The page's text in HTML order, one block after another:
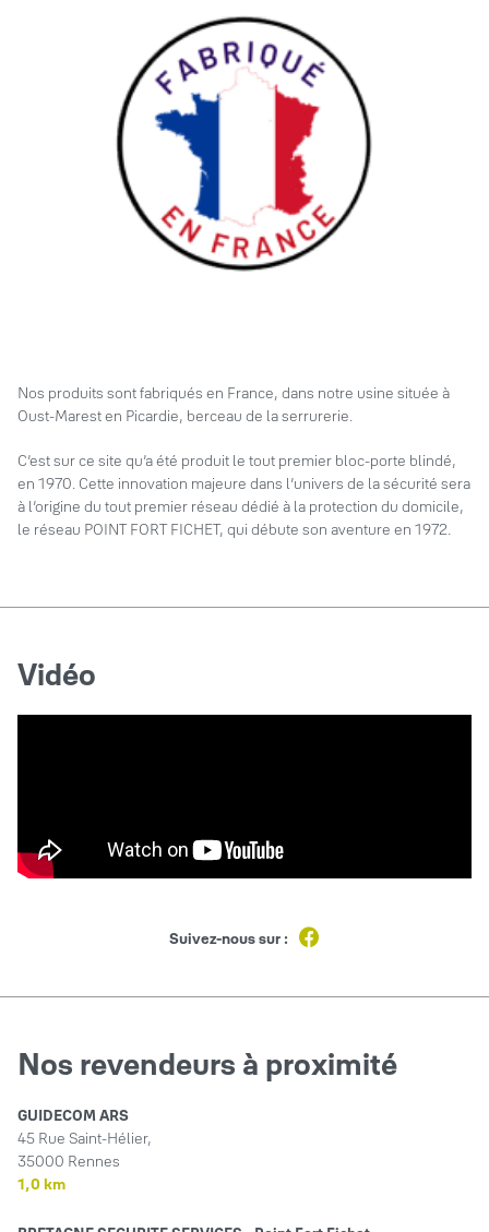
Nos produits sont fabriqués en France, dans notre usine située à
Oust-Marest en Picardie, berceau de la serrurerie.
C’est sur ce site qu’a été produit le tout premier bloc-porte blindé,
en 1970. Cette innovation majeure dans l’univers de la sécurité sera
à l’origine du tout premier réseau dédié à la protection du domicile,
le réseau POINT FORT FICHET, qui débute son aventure en 1972.
Vidéo
Suivez-nous sur :
Nos revendeurs à proximité
GUIDECOM ARS
45 Rue Saint-Hélier,
35000 Rennes
1,0 km